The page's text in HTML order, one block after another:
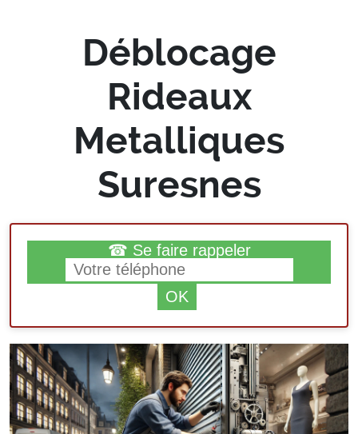
Déblocage
Rideaux
Metalliques
Suresnes
☎ Se faire rappeler